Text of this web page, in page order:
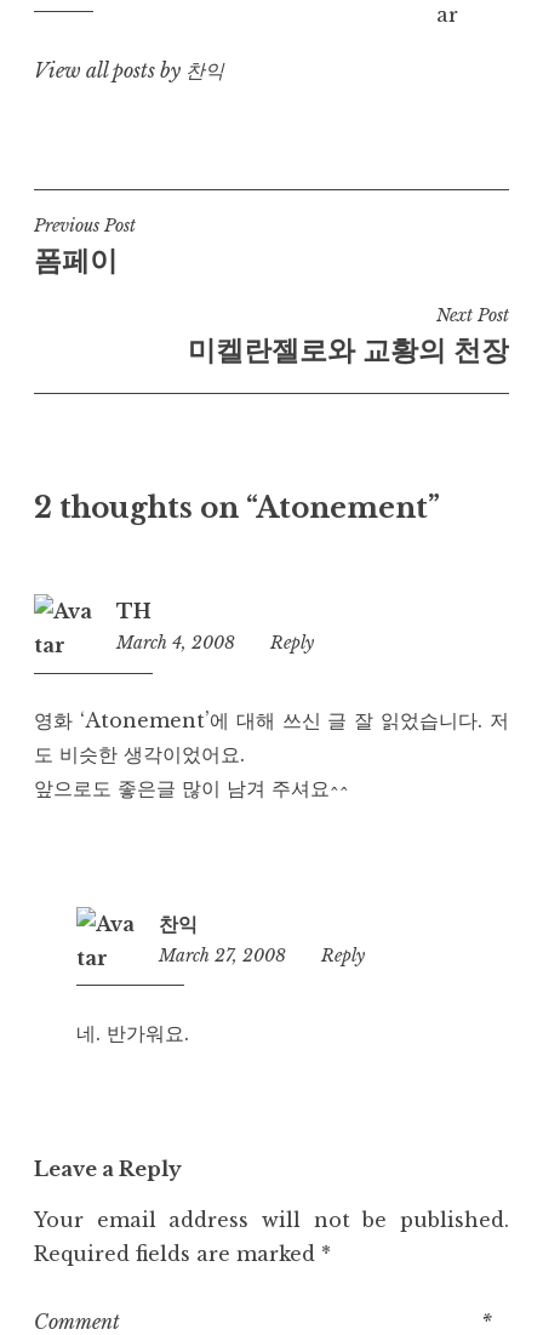
View all posts by 찬익
Post
navigation
Previous Post
폼페이
Next Post
미켈란젤로와 교황의 천장
2 thoughts on “Atonement”
TH
March 4, 2008
6:34
Reply
영화 ‘Atonement’에 대해 쓰신 글 잘 읽었습니다. 저
도 비슷한 생각이었어요.
앞으로도 좋은글 많이 남겨 주셔요^^
찬익
March 27, 2008
2:36
Reply
네. 반가워요.
Leave a Reply
Your email address will not be published.
Required fields are marked *
Comment *